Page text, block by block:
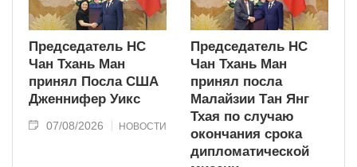
Председатель НС
Чан Тхань Ман
принял Посла США
Дженнифер Уикс
07/08/2026 НОВОСТИ
Председатель НС
Чан Тхань Ман
принял посла
Малайзии Тан Янг
Тхая по случаю
окончания срока
дипломатической